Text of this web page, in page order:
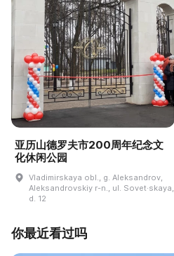
亚历山德罗夫市200周年纪念文
化休闲公园
Vladimirskaya obl., g. Aleksandrov,
Aleksandrovskiy r-n., ul. Sovet·skaya,
d. 12
你最近看过吗